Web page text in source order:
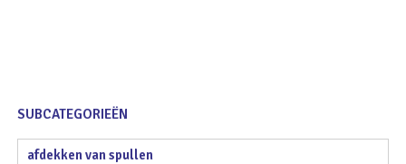
SUBCATEGORIEËN
afdekken van spullen